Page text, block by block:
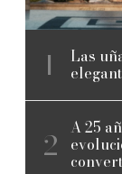
Las
A 25